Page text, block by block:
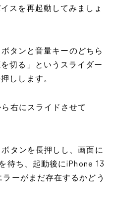
スを再起動してみましょ
タンと音量キーのどちら
切る」というスライダー
しします。
右にスライドさせて
タンを長押しし、画面に
待ち、起動後にiPhone 13
ーがまだ存在するかどう